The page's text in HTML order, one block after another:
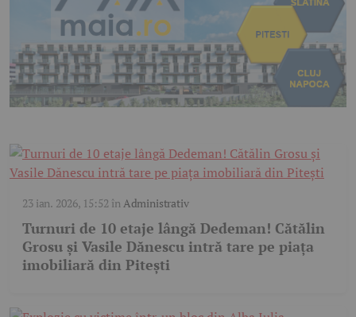
23 ian. 2026, 15:52 înAdministrativ
Turnuri de 10 etaje lângă Dedeman! Cătălin
Grosu și Vasile Dănescu intră tare pe piața
imobiliară din Pitești